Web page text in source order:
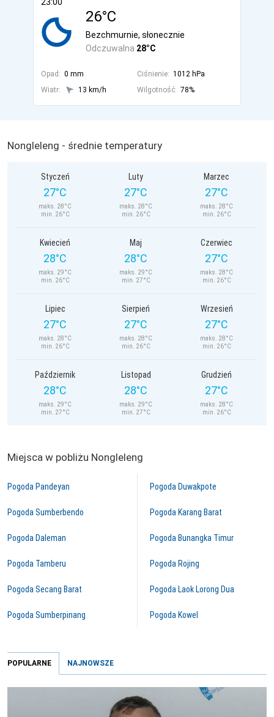
26°C
Odczuwalna 28°C
Bezchmurnie, słonecznie
Opad: 0 mm Ciśnienie: 1012 hPa
Wiatr:
13 km/h Wilgotność: 78%
Nongleleng - średnie temperatury
Styczeń
27°C
maks. 28°C
min. 26°C
Luty
27°C
maks. 28°C
min. 26°C
Marzec
27°C
maks. 28°C
min. 26°C
Kwiecień
28°C
maks. 29°C
min. 26°C
Maj
28°C
maks. 29°C
min. 27°C
Czerwiec
27°C
maks. 28°C
min. 26°C
Lipiec
27°C
maks. 28°C
min. 26°C
Sierpień
27°C
maks. 28°C
min. 26°C
Wrzesień
27°C
maks. 28°C
min. 26°C
Październik
28°C
maks. 29°C
min. 27°C
Listopad
28°C
maks. 29°C
min. 27°C
Grudzień
27°C
maks. 28°C
min. 26°C
Miejsca w pobliżu Nongleleng
Pogoda Pandeyan
Pogoda Sumberbendo
Pogoda Daleman
Pogoda Tamberu
Pogoda Secang Barat
Pogoda Sumberpinang
Pogoda Duwakpote
Pogoda Karang Barat
Pogoda Bunangka Timur
Pogoda Rojing
Pogoda Laok Lorong Dua
Pogoda Kowel
POPULARNE NAJNOWSZE